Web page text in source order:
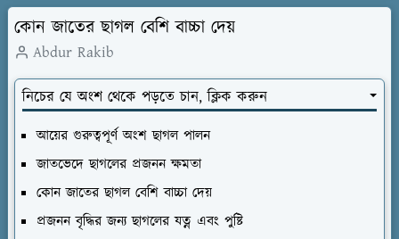
কোন জাতের ছাগল বেশি বাচ্চা দেয়
Abdur Rakib
নিচের যে অংশ থেকে পড়তে চান, ক্লিক করুন
আয়ের গুরুত্বপূর্ণ অংশ ছাগল পালন
জাতভেদে ছাগলের প্রজনন ক্ষমতা
কোন জাতের ছাগল বেশি বাচ্চা দেয়
প্রজনন বৃদ্ধির জন্য ছাগলের যত্ন এবং পুষ্টি